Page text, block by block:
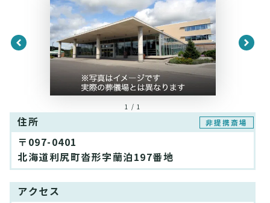
1 / 1
住所 非提携斎場
〒097-0401
北海道利尻町沓形字蘭泊197番地
アクセス